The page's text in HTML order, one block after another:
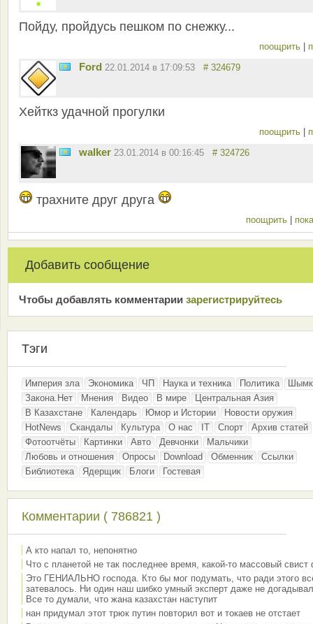
Пойду, пройдусь пешком по снежку...
поощрить
Ford 22.01.2014 в 17:09:53 # 324679
Хейткз удачной прогулки
поощрить
walker 23.01.2014 в 00:16:45 # 324726
трахните друг друга
поощрить
Добавить сообщение
Чтобы добавлять комментарии зарeгиcтрирyйтeсь
Тэги
Империя зла Экономика ЧП Наука и техника Политика
Закона.Нет
Мнения Видео В мире
Центральная Азия
В Казахстане
Календарь Юмор и Истории
Новости оружия
HotNews
Скандалы Культура О нас IT Спорт
Архив статей
Фотоотчёты
Картинки Авто Девчонки
Мальчики
Любовь и отношения
Опросы Download Обменник
Ссылки
Библиотека
Ядерщик Блоги Гостевая
Комментарии ( 786821 )
А кто напал то, непонятно
Что с планетой не так последнее время, какой-то массовый свист
Это ГЕНИАЛЬНО господа. Кто бы мог подумать, что ради этого
затевалось. Ни один наш шибко умный эксперт даже не
Все то думали, что жана казахстан наступит
нан придумал этот трюк путин повторил вот и токаев не отстает